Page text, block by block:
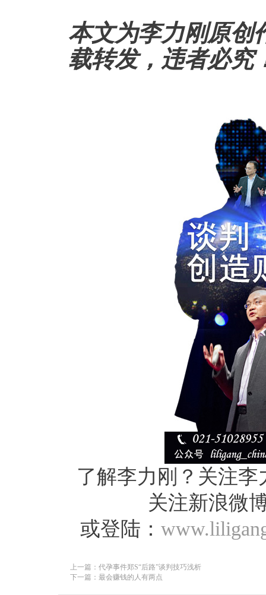
本文为李力刚原创
载转发，违者必究
了解李力刚？关注李
关注新浪微
或登陆：
上一篇：代孕事件郑S“后路”谈判技巧浅析
下一篇：最会赚钱的人有两点